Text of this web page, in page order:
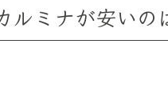
ミナが安いの